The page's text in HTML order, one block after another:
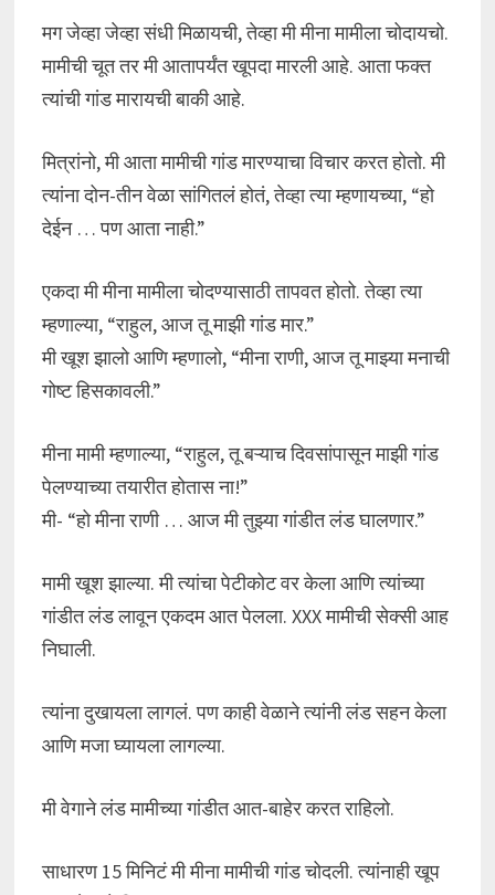
मग जेव्हा जेव्हा संधी मिळायची, तेव्हा मी मीना मामीला चोदायचो.
मामीची चूत तर मी आतापर्यंत खूपदा मारली आहे. आता फक्त
त्यांची गांड मारायची बाकी आहे.
मित्रांनो, मी आता मामीची गांड मारण्याचा विचार करत होतो. मी
त्यांना दोन-तीन वेळा सांगितलं होतं, तेव्हा त्या म्हणायच्या, “हो
देईन … पण आता नाही.”
एकदा मी मीना मामीला चोदण्यासाठी तापवत होतो. तेव्हा त्या
म्हणाल्या, “राहुल, आज तू माझी गांड मार.”
मी खूश झालो आणि म्हणालो, “मीना राणी, आज तू माझ्या मनाची
गोष्ट हिसकावली.”
मीना मामी म्हणाल्या, “राहुल, तू बऱ्याच दिवसांपासून माझी गांड
पेलण्याच्या तयारीत होतास ना!”
मी- “हो मीना राणी … आज मी तुझ्या गांडीत लंड घालणार.”
मामी खूश झाल्या. मी त्यांचा पेटीकोट वर केला आणि त्यांच्या
गांडीत लंड लावून एकदम आत पेलला. XXX मामीची सेक्सी आह
निघाली.
त्यांना दुखायला लागलं. पण काही वेळाने त्यांनी लंड सहन केला
आणि मजा घ्यायला लागल्या.
मी वेगाने लंड मामीच्या गांडीत आत-बाहेर करत राहिलो.
साधारण 15 मिनिटं मी मीना मामीची गांड चोदली. त्यांनाही खूप